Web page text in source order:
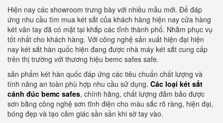
Hiện nay các showroom trưng bày với nhiều mẫu mới. Để đáp
ứng nhu cầu tìm mua két sắt của khách hàng hiện nay cửa hàng
két vân tay đã có mặt tại khắp các tỉnh thành phố. Nhằm phục vụ
tốt nhất cho khách hàng. Với công nghệ sản xuất hiện đại hiện
nay két sắt hàn quốc hiện đang được nhà máy két sắt cung cấp
trên thị trường với thương hiệu bemc safes safe.
sản phẩm két hàn quốc đáp ứng các tiêu chuẩn chất lượng và
tính năng an toàn phù hợp nhu cầu sử dụng. Các loại két sắt
cánh đúc bemc safes, chính hãng, chất lượng đảm bảo được
sơn bằng công nghệ sơn tĩnh điện cho màu sắc rõ ràng, hiện đại,
bóng đẹp và tạo cảm giác sần sần khi sờ tay vào.